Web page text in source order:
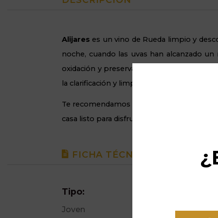
Alijares es un vino de Rueda limpio y
noche, cuando las uvas han alcanzado
oxidación y preservar sus aromas. El
la clarificación y limpieza del mosto, se
Te recomendamos
casa listo para disfrutar en menos de 48h.
FICHA TÉCNICA
Tipo:
Joven